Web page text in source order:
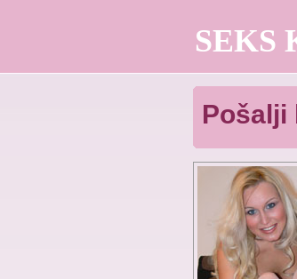
SEKS
Pošalji